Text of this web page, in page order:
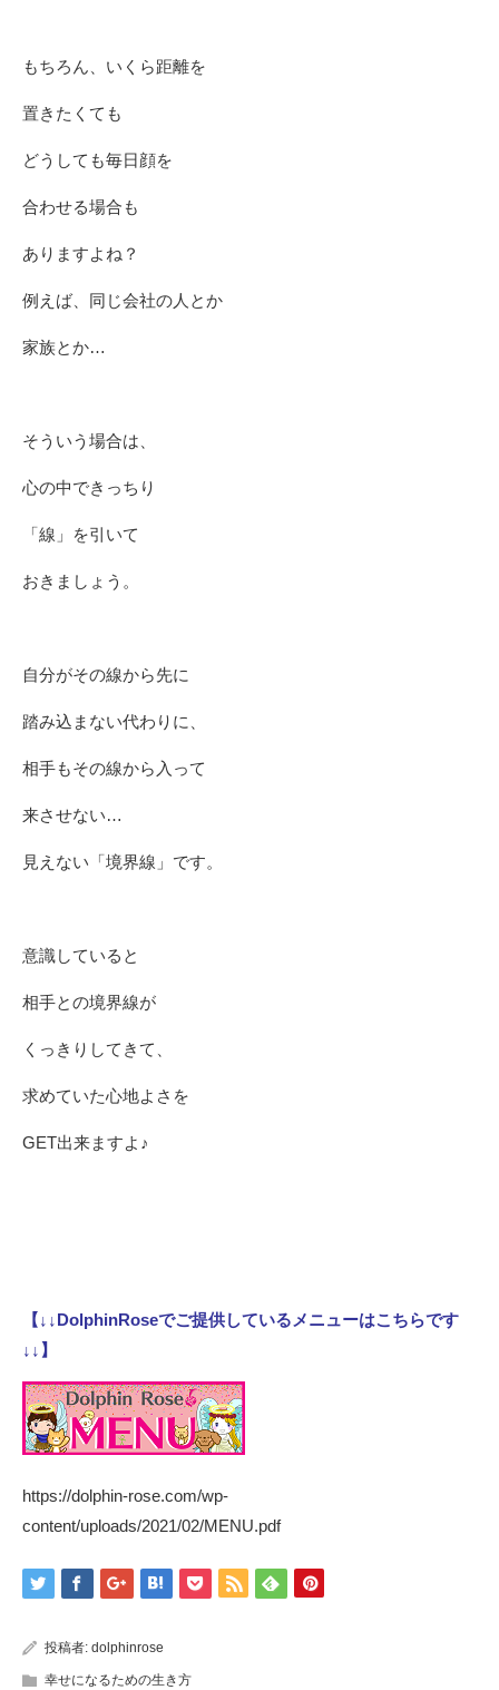
もちろん、いくら距離を
置きたくても
どうしても毎日顔を
合わせる場合も
ありますよね？
例えば、同じ会社の人とか
家族とか…
そういう場合は、
心の中できっちり
「線」を引いて
おきましょう。
自分がその線から先に
踏み込まない代わりに、
相手もその線から入って
来させない…
見えない「境界線」です。
意識していると
相手との境界線が
くっきりしてきて、
求めていた心地よさを
GET出来ますよ♪
【↓↓DolphinRoseでご提供しているメニューはこちらです
↓↓】
https://dolphin-rose.com/wp-
content/uploads/2021/02/MENU.pdf
投稿者: dolphinrose
幸せになるための生き方